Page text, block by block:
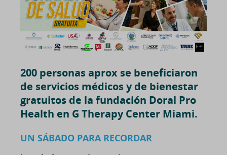
200 personas aprox se beneficiaron
de servicios médicos y de bienestar
gratuitos de la fundación Doral Pro
Health en G Therapy Center Miami.
UN SÁBADO PARA RECORDAR